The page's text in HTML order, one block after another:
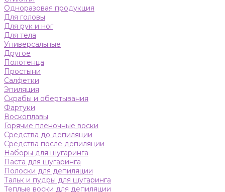
Одноразовая продукция
Для головы
Для рук и ног
Для тела
Универсальные
Другое
Полотенца
Простыни
Салфетки
Эпиляция
Скрабы и обертывания
Фартуки
Воскоплавы
Горячие пленочные воски
Средства до депиляции
Средства после депиляции
Наборы для шугаринга
Паста для шугаринга
Полоски для депиляции
Тальк и пудры для шугаринга
Теплые воски для депиляции